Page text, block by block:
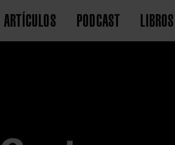
ARTÍCULOS PODCAST LIBROS